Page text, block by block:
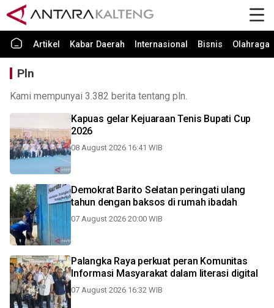
Artikel Kabar Daerah Internasional Bisnis Olahraga
Pln
Kami mempunyai 3.382 berita tentang pln.
Kapuas gelar Kejuaraan Tenis Bupati Cup
2026
08 August 2026 16:41 WIB
Demokrat Barito Selatan peringati ulang
tahun dengan baksos di rumah ibadah
07 August 2026 20:00 WIB
Palangka Raya perkuat peran Komunitas
Informasi Masyarakat dalam literasi digital
07 August 2026 16:32 WIB